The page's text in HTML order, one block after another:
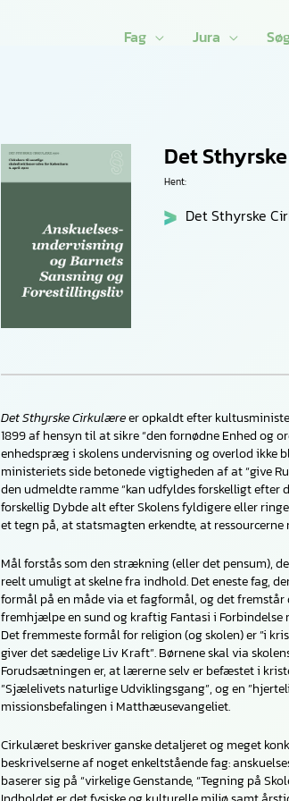
Fag Jura
Det
Hent:
Det Sthyrske
Det Sthyrske Cirkulæreer opkaldt efter
1899 af hensyn til at sikre “den fornødne Enhed og
enhedspræg i skolens undervisning og overlod ikke
ministeriets side betonede vigtigheden af at “give
den udmeldte ramme “kan udfyldes forskelligt efter
forskellig Dybde alt efter Skolens fyldigere eller
et tegn på, at statsmagten erkendte, at
Mål forstås som den strækning (eller det pensum),
reelt umuligt at skelne fra indhold. Det eneste fag,
formål på en måde via et fagformål, og det
fremhjælpe en sund og kraftig Fantasi i Forbindelse
Det fremmeste formål for religion (og skolen) er ”i
giver det sædelige Liv Kraft”. Børnene skal via
Forudsætningen er, at lærerne selv er befæstet i
”Sjælelivets naturlige Udviklingsgang”, og en
missionsbefalingen i Matthæusevangeliet.
Cirkulæret beskriver ganske detaljeret og meget
beskrivelserne af noget enkeltstående fag:
baserer sig på “virkelige Genstande, “Tegning på